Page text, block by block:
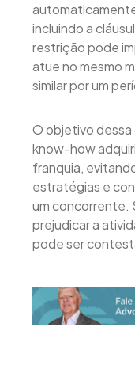
incluindo a
restrição pode
atue no mesmo
similar por um
O objetivo dessa
know-how
franquia,
estratégias e
um concorrente.
prejudicar a
pode ser